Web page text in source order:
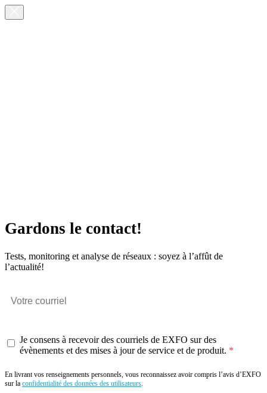
Gardons le contact!
Tests, monitoring et analyse de réseaux : soyez à l’affût de
l’actualité!
Je consens à recevoir des courriels de EXFO sur des
évènements et des mises à jour de service et de produit.
En livrant vos renseignements personnels, vous reconnaissez avoir compris l’avis d’EXFO
sur la confidentialité des données des utilisateurs.